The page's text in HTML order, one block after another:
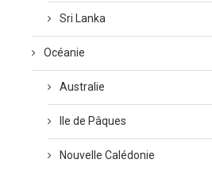
Sri Lanka
Océanie
Australie
Ile de Pâques
Nouvelle Calédonie